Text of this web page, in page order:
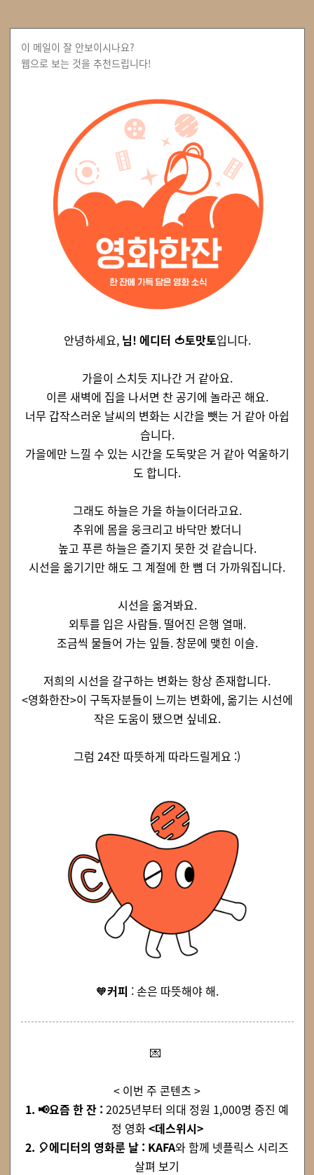
이 메일이 잘 안보이시나요?
웹으로 보는 것을 추천드립니다!
안녕하세요, 님! 에디터 🍅토맛토입니다.
가을이 스치듯 지나간 거 같아요.
이른 새벽에 집을 나서면 찬 공기에 놀라곤 해요.
너무 갑작스러운 날씨의 변화는 시간을 뺏는 거 같아 아쉽
습니다.
가을에만 느낄 수 있는 시간을 도둑맞은 거 같아 억울하기
도 합니다.
그래도 하늘은 가을 하늘이더라고요.
추위에 몸을 웅크리고 바닥만 봤더니
높고 푸른 하늘은 즐기지 못한 것 같습니다.
시선을 옮기기만 해도 그 계절에 한 뼘 더 가까워집니다.
시선을 옮겨봐요.
외투를 입은 사람들. 떨어진 은행 열매.
조금씩 물들어 가는 잎들. 창문에 맺힌 이슬.
저희의 시선을 갈구하는 변화는 항상 존재합니다.
<영화한잔>이 구독자분들이 느끼는 변화에, 옮기는 시선에
작은 도움이 됐으면 싶네요.
그럼 24잔 따뜻하게 따라드릴게요 :)
🧡커피 : 손은 따뜻해야 해.
💌
< 이번 주 콘텐츠 >
1. 📢요즘 한 잔 : 2025년부터 의대 정원 1,000명 증진 예
정 영화<데스위시>
2. 🎈에디터의 영화룬 날 : KAFA와 함께 넷플릭스 시리즈
살펴 보기